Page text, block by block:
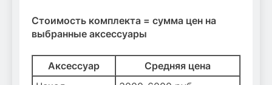
Стоимость комплекта = сумма цен на
выбранные аксессуары
Аксессуар
Средняя цена